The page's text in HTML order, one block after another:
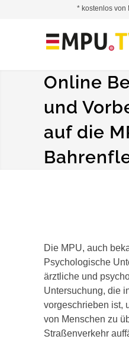
Online
und
auf die
Die MPU, auch
Psychologische
ärztliche und
Untersuchung, die
vorgeschrieben ist,
von Menschen zu
Straßenverkehr
* kostenlos von